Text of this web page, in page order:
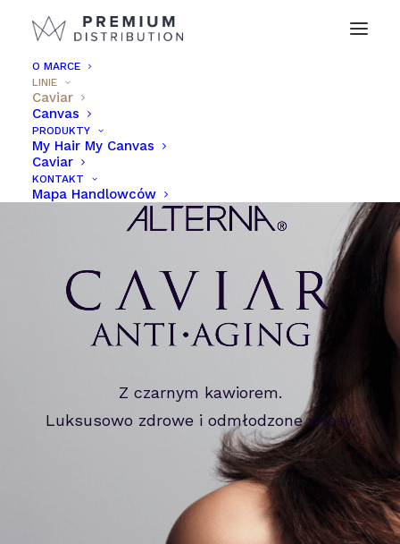
O MARCE
LINIE
Caviar
Canvas
PRODUKTY
My Hair My Canvas
Caviar
KONTAKT
Mapa Handlowców
Z czarnym kawiorem.
Luksusowo zdrowe i odmłodzone włosy.